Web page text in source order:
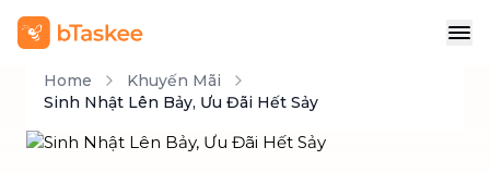
Home
Khuyến Mãi
Sinh Nhật Lên Bảy, Ưu Đãi Hết Sảy